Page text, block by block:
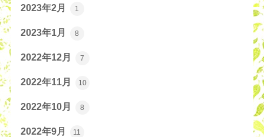
2023年2月 1
2023年1月 8
2022年12月 7
2022年11月 10
2022年10月 8
2022年9月 11